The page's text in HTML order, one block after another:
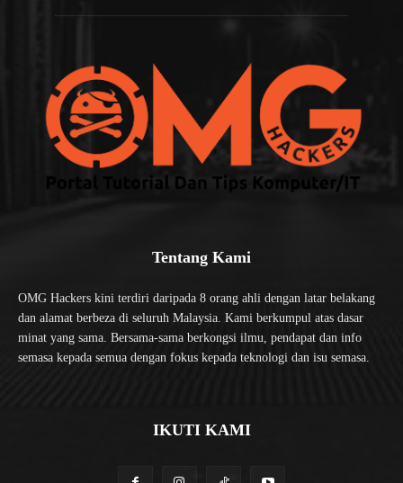
Tentang Kami
OMG Hackers kini terdiri daripada 8 orang ahli dengan latar belakang
dan alamat berbeza di seluruh Malaysia. Kami berkumpul atas dasar
minat yang sama. Bersama-sama berkongsi ilmu, pendapat dan info
semasa kepada semua dengan fokus kepada teknologi dan isu semasa.
IKUTI KAMI